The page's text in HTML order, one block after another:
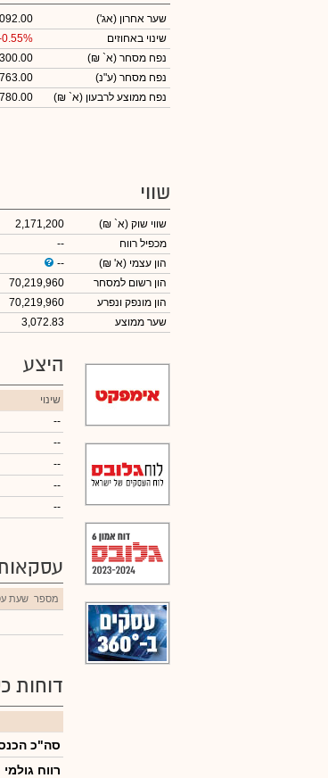
שער אחרון (אג')
שינוי באחוזים
0.55%
נפח מסחר (א` ₪)
300.00
נפח מסחר (ע"נ)
נפח ממוצע לרבעון (א` ₪)
780.00
שווי
שווי שוק (א` ₪)
2,171,200
מכפיל רווח
--
הון עצמי (א' ₪)
--
הון רשום למסחר
70,219,960
הון מונפק ונפרע
70,219,960
שער ממוצע
3,072.83
היצע
שינוי
--
--
--
--
--
מספר שעת
דוחות
סה"כ
רווח גולמי